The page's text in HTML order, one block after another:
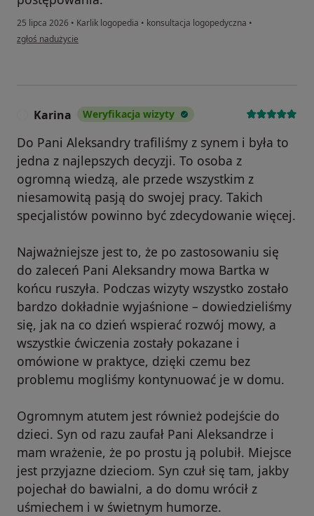
25 lipca 2026 • Karlik logopedia • konsultacja logopedyczna •
w opinii użytkownika Daria
zgłoś nadużycie
Karina Weryfikacja wizyty
Do Pani Aleksandry trafiliśmy z synem i była to
jedna z najlepszych decyzji. To osoba z
ogromną wiedzą, ale przede wszystkim z
niesamowitą pasją do swojej pracy. Takich
specjalistów powinno być zdecydowanie więcej.
Najważniejsze jest to, że po zastosowaniu się
do zaleceń Pani Aleksandry mowa Bartka w
końcu ruszyła. Podczas wizyty wszystko zostało
bardzo dokładnie wyjaśnione – dowiedzieliśmy
się, jak na co dzień wspierać rozwój mowy, a
wszystkie ćwiczenia zostały pokazane i
omówione w praktyce, dzięki czemu bez
problemu mogliśmy kontynuować je w domu.
Ogromnym atutem jest również podejście do
dzieci. Syn od razu zaufał Pani Aleksandrze i
mam wrażenie, że po prostu ją polubił. Miejsce
jest przyjazne dzieciom. Syn czuł się tam, jakby
pojechał do bawialni, a do domu wrócił z
uśmiechem i w świetnym humorze.